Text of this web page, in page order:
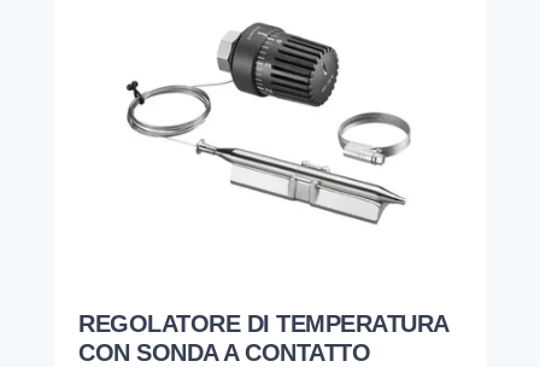
REGOLATORE DI TEMPERATURA
CON SONDA A CONTATTO